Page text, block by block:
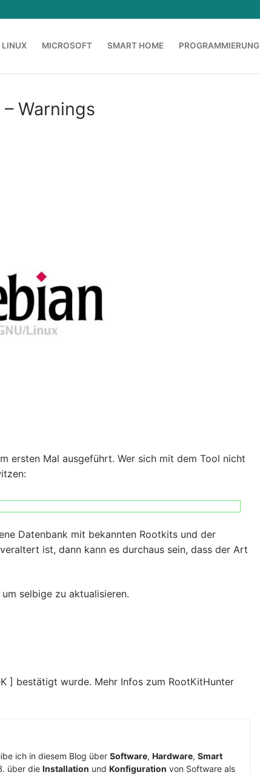
LINUX MICROSOFT SMART HOME PROGRAMMIERUNG
Warnings
ersten Mal ausgeführt. Wer sich mit dem Tool nicht
Datenbank mit bekannten Rootkits und der
ist, dann kann es durchaus sein, dass der Art
selbige zu aktualisieren.
] bestätigt wurde. Mehr Infos zum RootKitHunter
ich in diesem Blog über Software, Hardware, Smart
über die Installation und Konfiguration von Software als